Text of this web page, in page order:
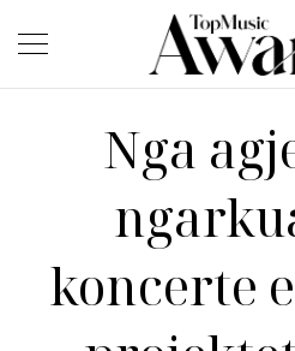
Nga
koncerte